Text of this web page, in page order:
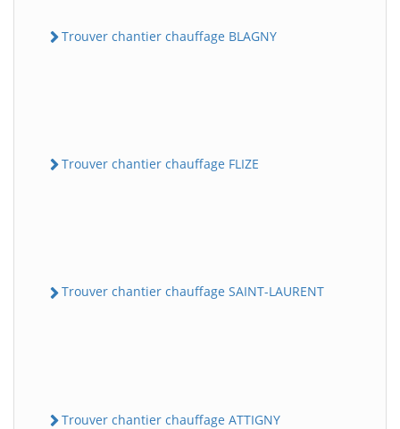
Trouver chantier chauffage BLAGNY
Trouver chantier chauffage FLIZE
Trouver chantier chauffage SAINT-LAURENT
Trouver chantier chauffage ATTIGNY